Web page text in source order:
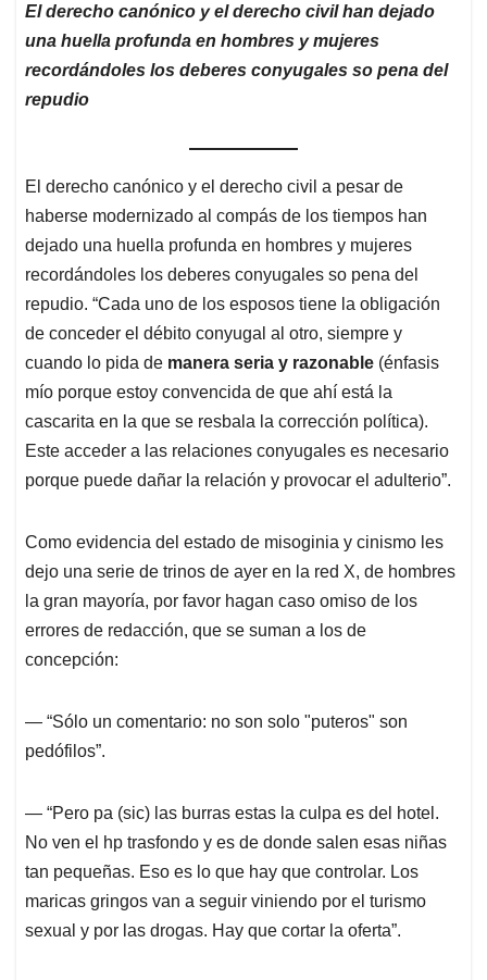
El derecho canónico y el derecho civil han dejado
una huella profunda en hombres y mujeres
recordándoles los deberes conyugales so pena del
repudio
El derecho canónico y el derecho civil a pesar de
haberse modernizado al compás de los tiempos han
dejado una huella profunda en hombres y mujeres
recordándoles los deberes conyugales so pena del
repudio. “Cada uno de los esposos tiene la obligación
de conceder el débito conyugal al otro, siempre y
cuando lo pida de manera seria y razonable (énfasis
mío porque estoy convencida de que ahí está la
cascarita en la que se resbala la corrección política).
Este acceder a las relaciones conyugales es necesario
porque puede dañar la relación y provocar el adulterio”.
Como evidencia del estado de misoginia y cinismo les
dejo una serie de trinos de ayer en la red X, de hombres
la gran mayoría, por favor hagan caso omiso de los
errores de redacción, que se suman a los de
concepción:
— “Sólo un comentario: no son solo "puteros" son
pedófilos”.
— “Pero pa (sic) las burras estas la culpa es del hotel.
No ven el hp trasfondo y es de donde salen esas niñas
tan pequeñas. Eso es lo que hay que controlar. Los
maricas gringos van a seguir viniendo por el turismo
sexual y por las drogas. Hay que cortar la oferta”.